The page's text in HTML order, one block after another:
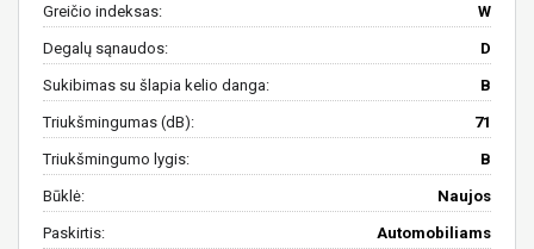
Greičio indeksas: W
Degalų sąnaudos: D
Sukibimas su šlapia kelio danga: B
Triukšmingumas (dB): 71
Triukšmingumo lygis: B
Būklė: Naujos
Paskirtis: Automobiliams